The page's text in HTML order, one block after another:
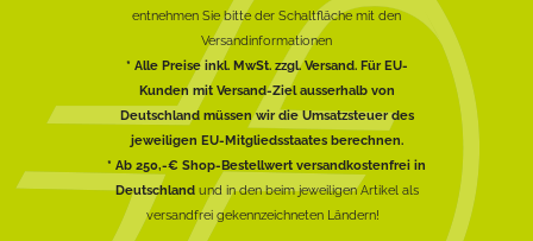
entnehmen Sie bitte der Schaltfläche mit den
Versandinformationen
* Alle Preise inkl. MwSt. zzgl. Versand. Für EU-
Kunden mit Versand-Ziel ausserhalb von
Deutschland müssen wir die Umsatzsteuer des
jeweiligen EU-Mitgliedsstaates berechnen.
* Ab 250,-€ Shop-Bestellwert versandkostenfrei in
Deutschlandund in den beim jeweiligen Artikel als
versandfrei gekennzeichneten Ländern!